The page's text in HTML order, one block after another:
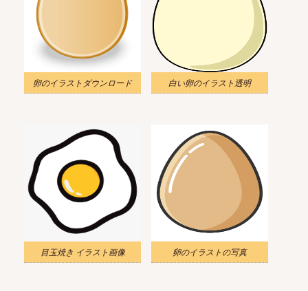
卵のイラストダウンロード 白い卵のイラスト透明
目玉焼き イラスト画像 卵のイラストの写真